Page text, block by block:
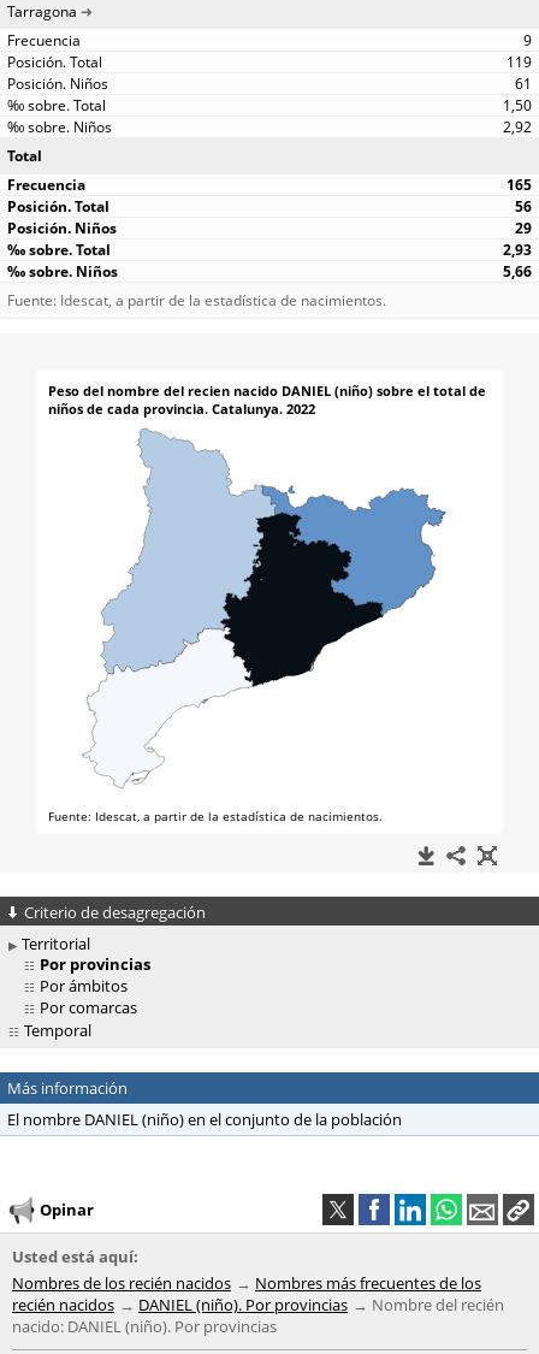
Tarragona
9
119
61
1,50
2,92
Total
165
56
29
2,93
5,66
Fuente: Idescat, a partir de la estadística de nacimientos.
Criterio de desagregación
Territorial
Por provincias
Por ámbitos
Por comarcas
Temporal
Más información
El nombre DANIEL (niño) en el conjunto de la población
Opinar
Usted está aquí:
Nombres de los recién nacidos
Nombres más frecuentes de los
recién nacidos
DANIEL (niño). Por provincias
Nombre del recién
nacido: DANIEL (niño). Por provincias